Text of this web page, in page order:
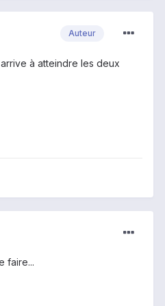
Auteur
à atteindre les deux
faire...